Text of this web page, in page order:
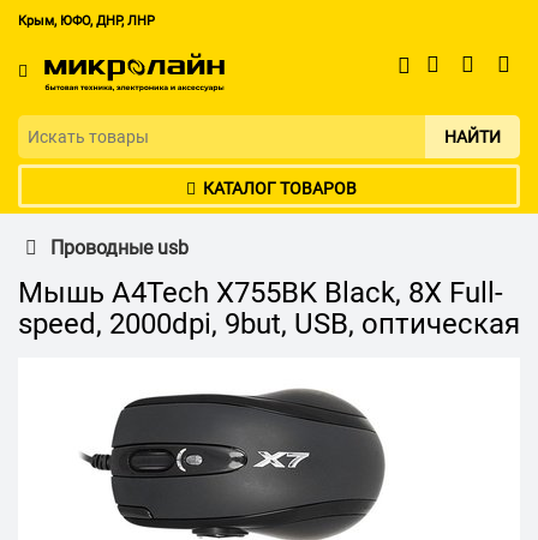
Крым, ЮФО, ДНР, ЛНР
НАЙТИ
КАТАЛОГ ТОВАРОВ
Проводные usb
Мышь A4Tech X755BK Black, 8X Full-
speed, 2000dpi, 9but, USB, оптическая